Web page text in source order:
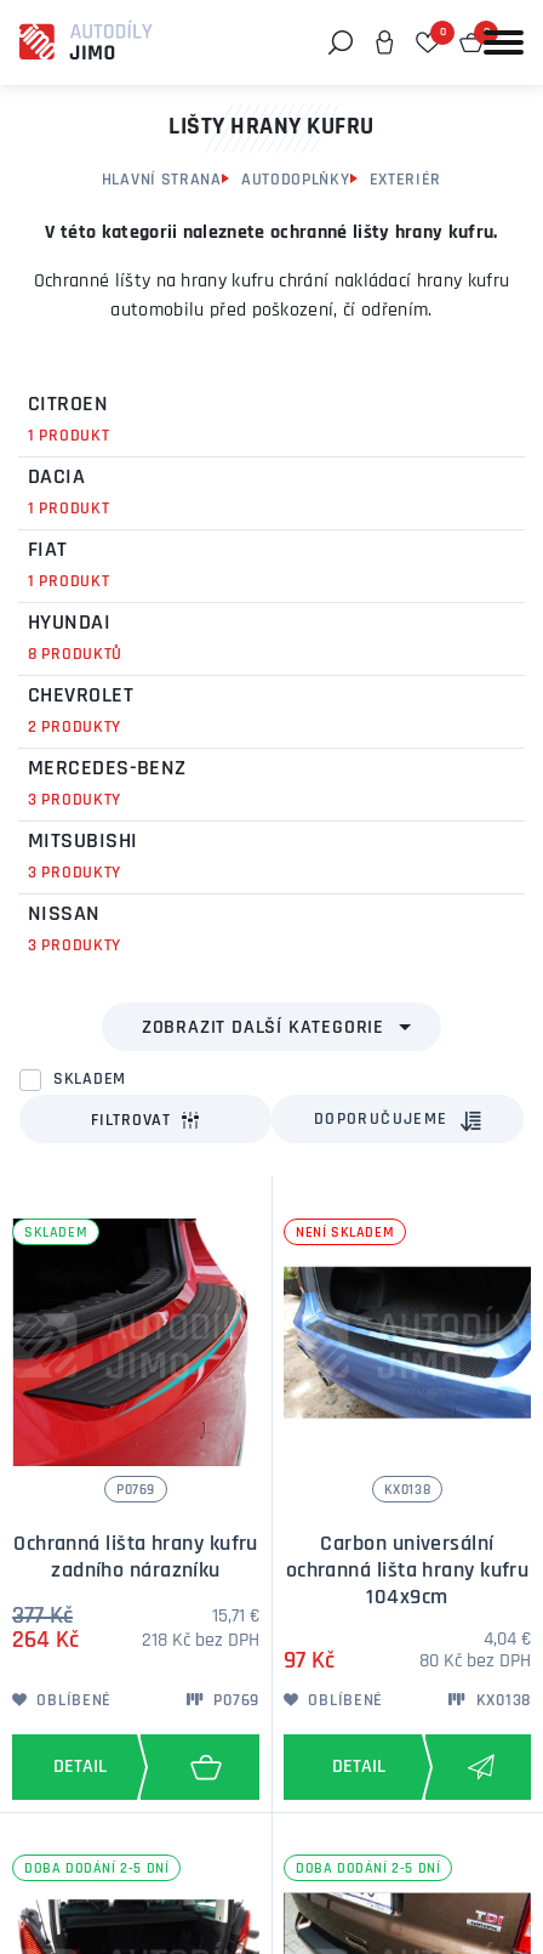
0 0
LIŠTY HRANY KUFRU
HLAVNÍ STRANA AUTODOPLŇKY EXTERIÉR
V této kategorii naleznete ochranné lišty hrany kufru.
Ochranné líšty na hrany kufru chrání nakládací hrany kufru
automobilu před poškození, čí odřením.
CITROEN
1 PRODUKT
DACIA
1 PRODUKT
FIAT
1 PRODUKT
HYUNDAI
8 PRODUKTŮ
CHEVROLET
2 PRODUKTY
MERCEDES-BENZ
3 PRODUKTY
MITSUBISHI
3 PRODUKTY
NISSAN
3 PRODUKTY
SKLADEM
FILTROVAT DOPORUČUJEME
SKLADEM
P0769
Ochranná lišta hrany kufru
zadního nárazníku
377 Kč
264 Kč
15,71 €
218 Kč bez DPH
OBLÍBENÉ P0769
NENÍ SKLADEM
KX0138
Carbon universální
ochranná lišta hrany kufru
104x9cm
97 Kč
4,04 €
80 Kč bez DPH
OBLÍBENÉ KX0138
DOBA DODÁNÍ 2-5 DNÍ DOBA DODÁNÍ 2-5 DNÍ
Můžeme vám pomoci něco najít?